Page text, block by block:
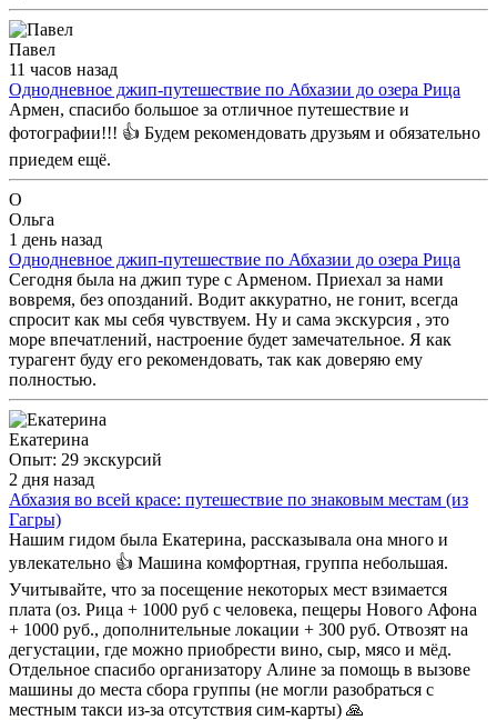
Павел
11 часов назад
Однодневное джип-путешествие по Абхазии до озера Рица
Армен, спасибо большое за отличное путешествие и
фотографии!!! 👍 Будем рекомендовать друзьям и обязательно
приедем ещё.
О
Ольга
1 день назад
Однодневное джип-путешествие по Абхазии до озера Рица
Сегодня была на джип туре с Арменом. Приехал за нами
вовремя, без опозданий. Водит аккуратно, не гонит, всегда
спросит как мы себя чувствуем. Ну и сама экскурсия , это
море впечатлений, настроение будет замечательное. Я как
турагент буду его рекомендовать, так как доверяю ему
полностью.
Екатерина
Опыт: 29 экскурсий
2 дня назад
Абхазия во всей красе: путешествие по знаковым местам (из
Гагры)
Нашим гидом была Екатерина, рассказывала она много и
увлекательно 👍 Машина комфортная, группа небольшая.
Учитывайте, что за посещение некоторых мест взимается
плата (оз. Рица + 1000 руб с человека, пещеры Нового Афона
+ 1000 руб., дополнительные локации + 300 руб. Отвозят на
дегустации, где можно приобрести вино, сыр, мясо и мëд.
Отдельное спасибо организатору Алине за помощь в вызове
машины до места сбора группы (не могли разобраться с
местным такси из-за отсутствия сим-карты) 🙏